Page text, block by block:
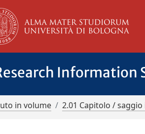
Information
in volume 2.01 Capitolo /